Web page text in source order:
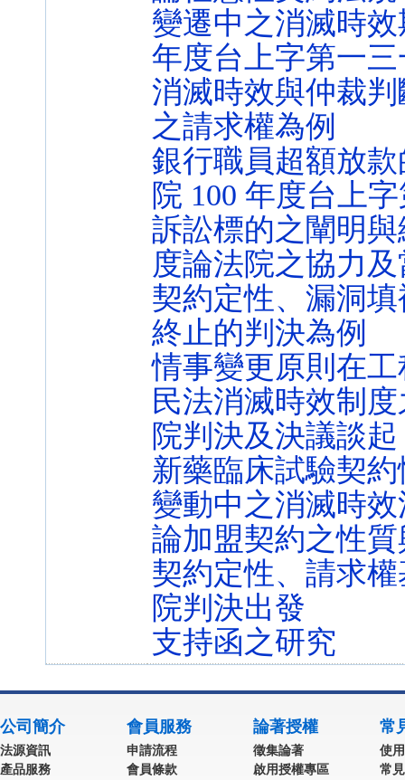
變遷中之消滅時
年度台上字第一
消滅時效與仲裁
之請求權為例
銀行職員超額放
院 100 年度台上
訴訟標的之闡明
度論法院之協力
契約定性、漏洞
終止的判決為例
情事變更原則在
民法消滅時效制
院判決及決議談起
新藥臨床試驗契
變動中之消滅時
論加盟契約之性
契約定性、請求
院判決出發
支持函之研究
公司簡介
法源資訊
產品服務
會員服務
申請流程
會員條款
論著授權
徵集論著
啟用授權專區
常
使
常